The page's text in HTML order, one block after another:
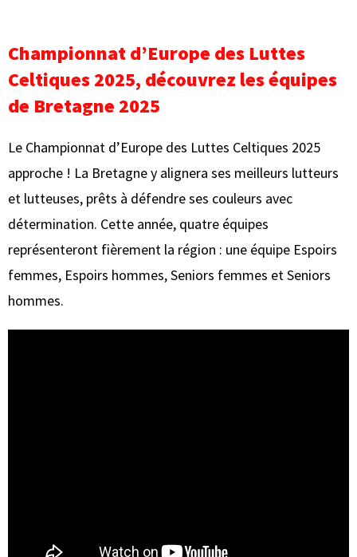
Championnat d’Europe des Luttes
Celtiques 2025, découvrez les équipes
de Bretagne 2025
Le Championnat d’Europe des Luttes Celtiques 2025
approche ! La Bretagne y alignera ses meilleurs lutteurs
et lutteuses, prêts à défendre ses couleurs avec
détermination. Cette année, quatre équipes
représenteront fièrement la région : une équipe Espoirs
femmes, Espoirs hommes, Seniors femmes et Seniors
hommes.